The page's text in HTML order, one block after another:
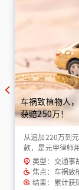
车祸致植物人
获赔250万！
从追加220万到
款，是元甲律师
金”！
类型：交通事
焦点：车祸致
结果：累计获